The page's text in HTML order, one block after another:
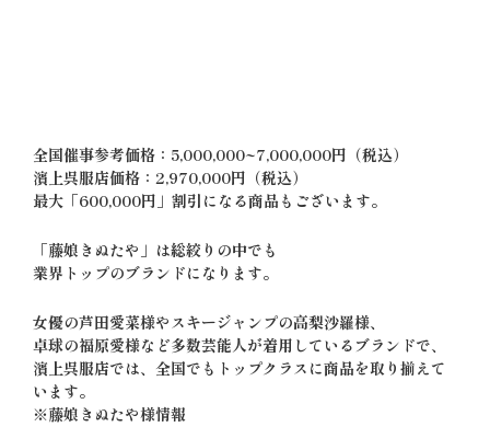
全国催事参考価格：5,000,000~7,000,000円（税込）
濱上呉服店価格：2,970,000円（税込）
最大「600,000円」割引になる商品もございます。
「藤娘きぬたや」は総絞りの中でも
業界トップのブランドになります。
女優の芦田愛菜様やスキージャンプの高梨沙羅様、
卓球の福原愛様など多数芸能人が着用しているブランドで、
濱上呉服店では、全国でもトップクラスに商品を取り揃えて
います。
※藤娘きぬたや様情報